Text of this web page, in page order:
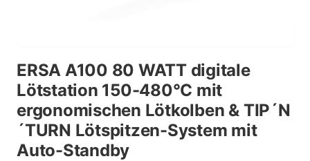
ERSA A100 80 WATT digitale
Lötstation 150-480°C mit
ergonomischen Lötkolben & TIP´N
´TURN Lötspitzen-System mit
Auto-Standby